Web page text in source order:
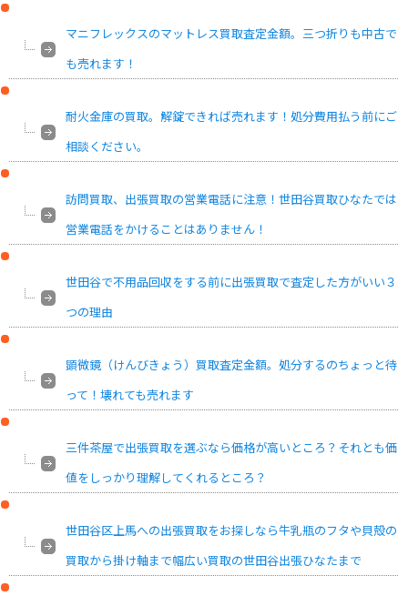
マニフレックスのマットレス買取査定金額。三つ折りも中古で
も売れます！
耐火金庫の買取。解錠できれば売れます！処分費用払う前にご
相談ください。
訪問買取、出張買取の営業電話に注意！世田谷買取ひなたでは
営業電話をかけることはありません！
世田谷で不用品回収をする前に出張買取で査定した方がいい３
つの理由
顕微鏡（けんびきょう）買取査定金額。処分するのちょっと待
って！壊れても売れます
三件茶屋で出張買取を選ぶなら価格が高いところ？それとも価
値をしっかり理解してくれるところ？
世田谷区上馬への出張買取をお探しなら牛乳瓶のフタや貝殻の
買取から掛け軸まで幅広い買取の世田谷出張ひなたまで